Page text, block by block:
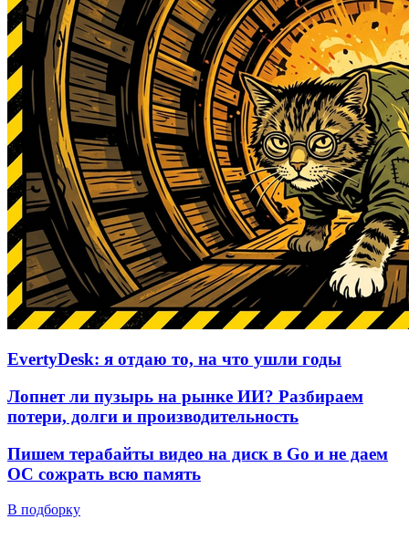
EvertyDesk: я отдаю то, на что ушли годы
Лопнет ли пузырь на рынке ИИ? Разбираем
потери, долги и производительность
Пишем терабайты видео на диск в Go и не даем
ОС сожрать всю память
В подборку